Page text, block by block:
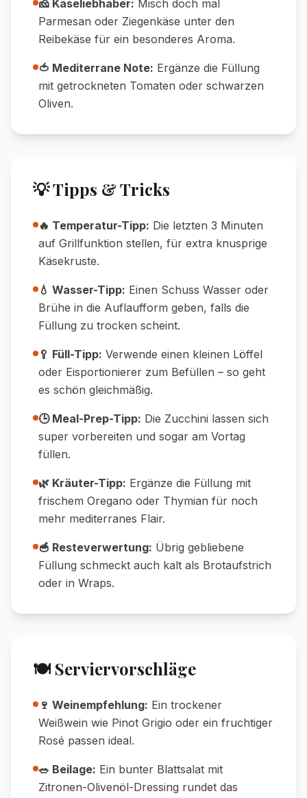
Nährwerte pro Portion
320
Kalorien
18g
Protein
🔄 Variationen
durch 200 g Champignons oder Linsen
ersetzen – so wird das Gericht vegetarisch
und genauso herzhaft.
🌱 Vegane Version:Verwende veganes
Hack, veganen Feta und veganen Reibekäse.
Statt Reis passt auch Quinoa sehr gut.
🌶️ Schärfere Version:Füge 1 TL Harissa
oder Chiliflocken zur Füllung hinzu für eine
pikante Note.
🧀 Käseliebhaber:Misch doch mal
Parmesan oder Ziegenkäse unter den
Reibekäse für ein besonderes Aroma.
🍅 Mediterrane Note: Ergänze die Füllung
mit getrockneten Tomaten oder schwarzen
Oliven.
💡 Tipps & Tricks
🔥 Temperatur-Tipp: Die letzten 3 Minuten
auf Grillfunktion stellen, für extra knusprige
Käsekruste.
💧 Wasser-Tipp:Einen Schuss Wasser oder
Brühe in die Auflaufform geben, falls die